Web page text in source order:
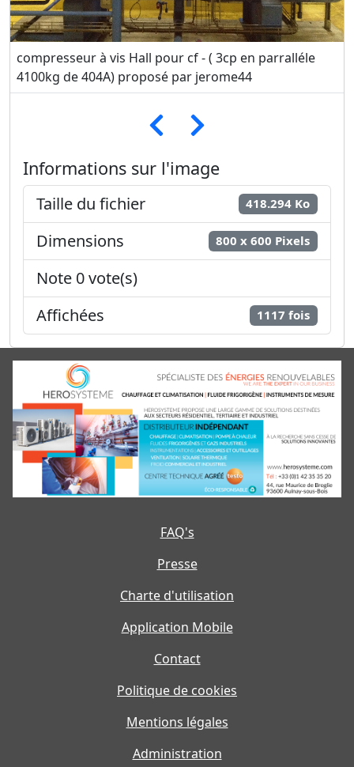
compresseur à vis Hall pour cf - ( 3cp en parralléle
4100kg de 404A) proposé par jerome44
Informations sur l'image
Taille du fichier 418.294 Ko
Dimensions 800 x 600 Pixels
Note 0 vote(s)
Affichées
1117 fois
FAQ's
Presse
Charte d'utilisation
Application Mobile
Contact
Politique de cookies
Mentions légales
Administration